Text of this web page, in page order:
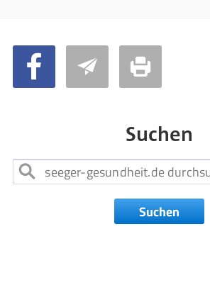
Suchen
Suchen